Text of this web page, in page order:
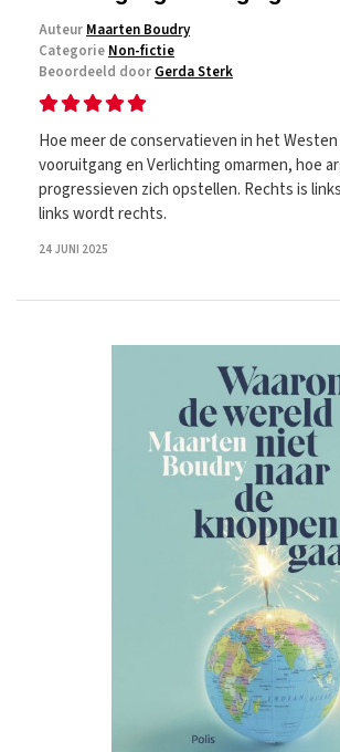
Auteur Maarten Boudry
Categorie Non-fictie
Beoordeeld door Gerda Sterk
Hoe meer de conservatieven in het
vooruitgang en Verlichting omarmen, hoe
progressieven zich opstellen. Rechts is
links wordt rechts.
24 JUNI 2025